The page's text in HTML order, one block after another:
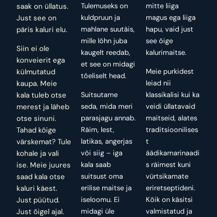
saak on üllatus.
Just see on
päris kaluri elu.
Siin ei ole
konveierit ega
külmutatud
kaupa. Meie
kala tuleb otse
merest ja läheb
otse sinuni.
Tahad kõige
värskemat? Tule
kohale ja vali
ise. Meie juures
saad kala otse
kaluri käest.
Just püütud.
Just õigel ajal.
Tulemuseks on
kuldpruun ja
mahlane suutäis,
mille lõhn juba
kaugelt reedab,
et see on midagi
tõeliselt head.
Suitsutame
seda, mida meri
parasjagu annab.
Räim, lest,
latikas, angerjas
või siig – iga
kala saab
suitsust oma
erilise maitse ja
iseloomu. Ei
midagi üle
mitte liiga
magus ega liiga
hapu, vaid just
see õige
kalurimaitse.
Meie purkidest
leiad nii
klassikalisi kui ka
veidi üllatavaid
maitseid, alates
traditsioonilises
t
äädikamarinaadi
s räimest kuni
vürtsikamate
eriretseptideni.
Kõik on käsitsi
valmistatud ja